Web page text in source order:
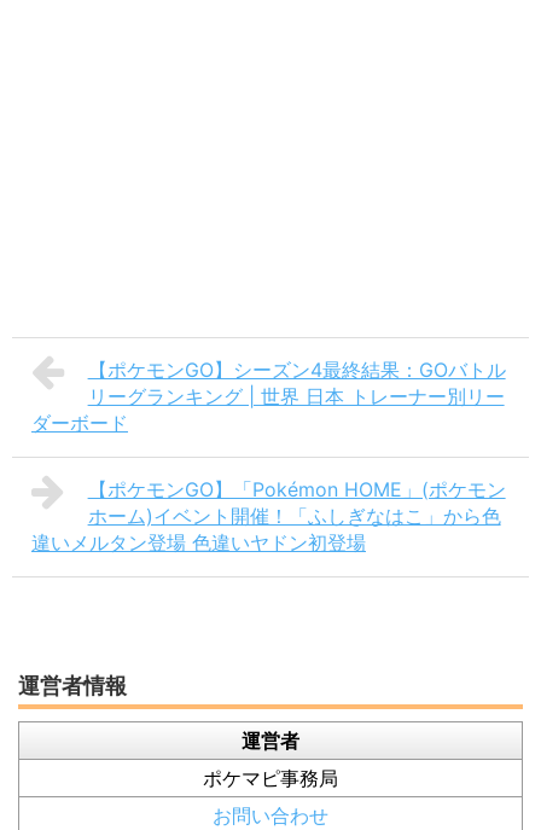
【ポケモンGO】シーズン4最終結果：GOバトル
リーグランキング | 世界 日本 トレーナー別リー
ダーボード
【ポケモンGO】「Pokémon HOME」(ポケモン
ホーム)イベント開催！「ふしぎなはこ」から色
違いメルタン登場 色違いヤドン初登場
運営者情報
運営者
ポケマピ事務局
お問い合わせ